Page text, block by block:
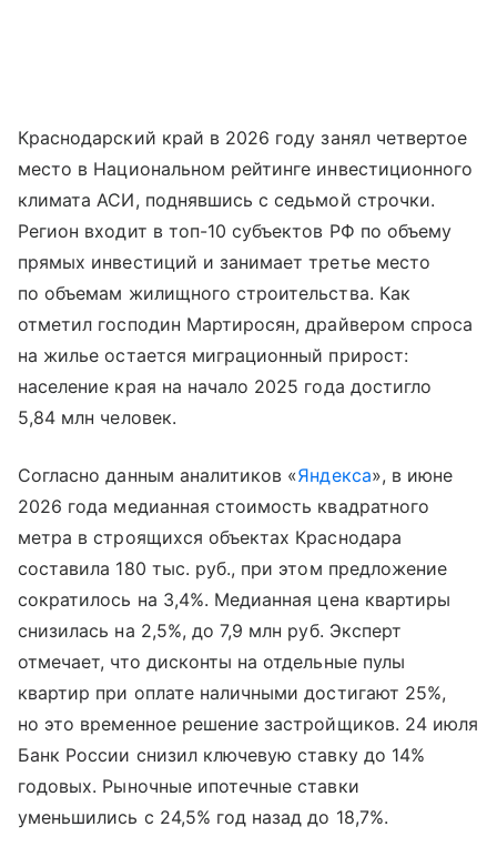
Краснодарский край в 2026 году занял четвертое
место в Национальном рейтинге инвестиционного
климата АСИ, поднявшись с седьмой строчки.
Регион входит в топ-10 субъектов РФ по объему
прямых инвестиций и занимает третье место
по объемам жилищного строительства. Как
отметил господин Мартиросян, драйвером спроса
на жилье остается миграционный прирост:
население края на начало 2025 года достигло
5,84 млн человек.
Согласно данным аналитиков «Яндекса», в июне
2026 года медианная стоимость квадратного
метра в строящихся объектах Краснодара
составила 180 тыс. руб., при этом предложение
сократилось на 3,4%. Медианная цена квартиры
снизилась на 2,5%, до 7,9 млн руб. Эксперт
отмечает, что дисконты на отдельные пулы
квартир при оплате наличными достигают 25%,
но это временное решение застройщиков. 24 июля
Банк России снизил ключевую ставку до 14%
годовых. Рыночные ипотечные ставки
уменьшились с 24,5% год назад до 18,7%.